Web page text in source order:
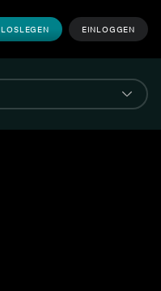
LOSLEGEN EINLOGGEN